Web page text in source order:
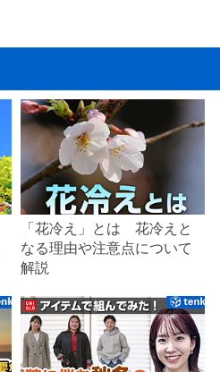
「花冷え」とは 花冷えと
なる理由や注意点について
解説